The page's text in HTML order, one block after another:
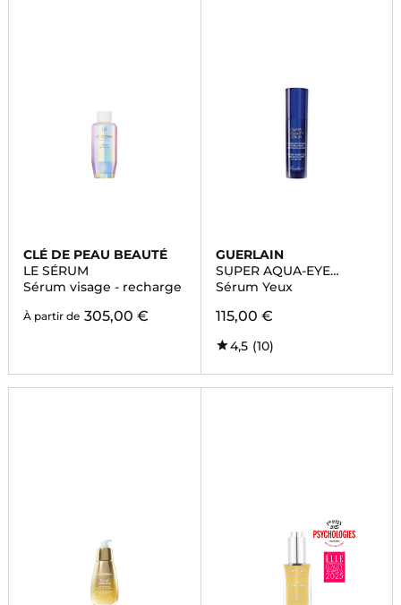
CLÉ DE PEAU BEAUTÉ
LE SÉRUM
Sérum visage - recharge
À partir de 305,00 €
GUERLAIN
SUPER AQUA-EYE
SÉRUM
Sérum Yeux
115,00 €
4,5 (10)